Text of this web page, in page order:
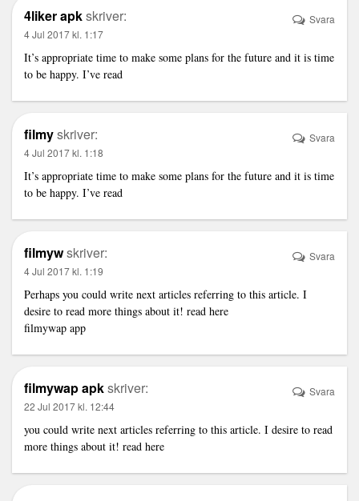
4liker apkskriver:
4 Jul 2017 kl. 1:17
It’s appropriate time to make some plans for the future and it is time
to be happy. I’ve read
Svara
filmyskriver:
4 Jul 2017 kl. 1:18
It’s appropriate time to make some plans for the future and it is time
to be happy. I’ve read
Svara
filmywskriver:
4 Jul 2017 kl. 1:19
Perhaps you could write next articles referring to this article. I
desire to read more things about it! read here
filmywap app
Svara
filmywap apkskriver:
22 Jul 2017 kl. 12:44
you could write next articles referring to this article. I desire to read
more things about it! read here
Svara